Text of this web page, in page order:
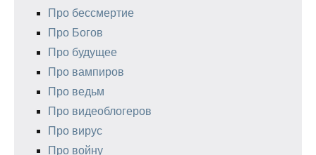
Про бессмертие
Про Богов
Про будущее
Про вампиров
Про ведьм
Про видеоблогеров
Про вирус
Про войну